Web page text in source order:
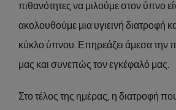
πιθανότητες να μιλούμε στον ύπνο
ακολουθούμε μια υγιεινή διατροφή
κύκλο ύπνου. Επηρεάζει άμεσα την
μας και συνεπώς τον εγκέφαλό μας.
Στο τέλος της ημέρας, η διατροφή